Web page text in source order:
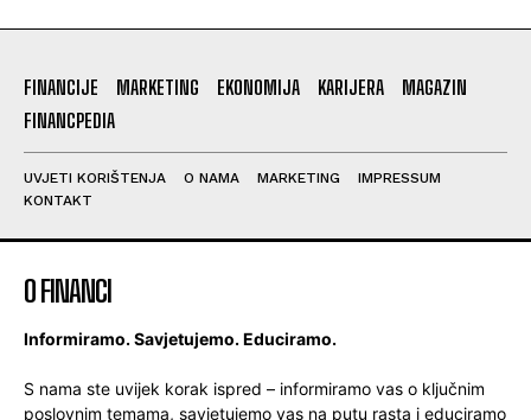
FINANCIJE MARKETING EKONOMIJA KARIJERA
MAGAZIN
FINANCPEDIA
UVJETI KORIŠTENJA O NAMA MARKETING
IMPRESSUM
KONTAKT
O FINANCI
Informiramo. Savjetujemo. Educiramo.
S nama ste uvijek korak ispred – informiramo vas o ključnim
poslovnim temama, savjetujemo vas na putu rasta i educiramo